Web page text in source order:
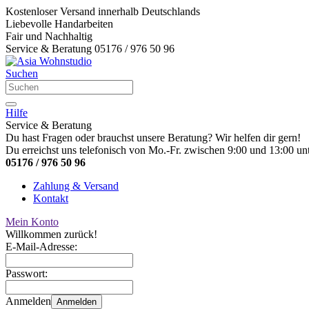
Kostenloser Versand innerhalb Deutschlands
Liebevolle Handarbeiten
Fair und Nachhaltig
Service & Beratung 05176 / 976 50 96
Suchen
Hilfe
Service & Beratung
Du hast Fragen oder brauchst unsere Beratung? Wir helfen dir gern!
Du erreichst uns telefonisch von Mo.-Fr. zwischen 9:00 und 13:00
05176 / 976 50 96
Zahlung & Versand
Kontakt
Mein Konto
Willkommen zurück!
E-Mail-Adresse:
Passwort:
Anmelden Anmelden